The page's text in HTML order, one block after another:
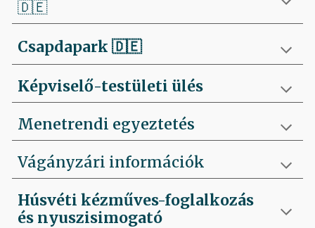
🇩🇪
Csapdapark 🇩🇪
Képviselő-testületi ülés
Menetrendi egyeztetés
Vágányzári információk
Húsvéti kézműves-foglalkozás
és nyuszisimogató